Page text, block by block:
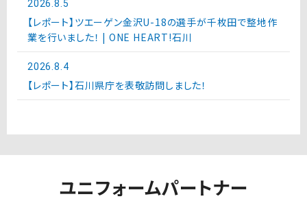
2026.8.5
【レポート】ツエーゲン金沢U-18の選手が千枚田で整地作
業を行いました！ | ONE HEART!石川
2026.8.4
【レポート】石川県庁を表敬訪問しました！
ユニフォームパートナー